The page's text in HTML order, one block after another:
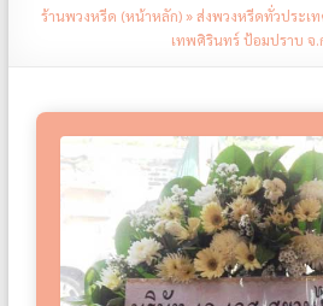
ร้านพวงหรีด (หน้าหลัก)»ส่งพวงหรีดทั่วประเ
เทพศิรินทร์ ป้อมปราบ จ.